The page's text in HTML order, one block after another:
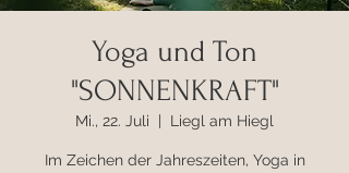
Yoga und Ton
"SONNENKRAFT"
Mi., 22. Juli Liegl am Hiegl
Im Zeichen der Jahreszeiten, Yoga in